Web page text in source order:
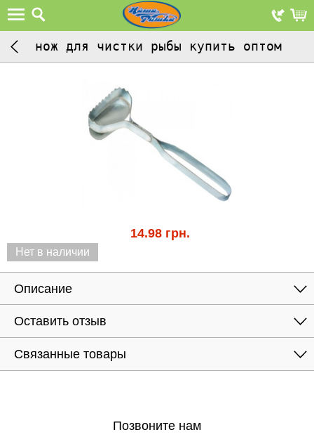
нож для чистки рыбы купить оптом
14.98 грн.
Нет в наличии
Описание
Оставить отзыв
Связанные товары
Позвоните нам